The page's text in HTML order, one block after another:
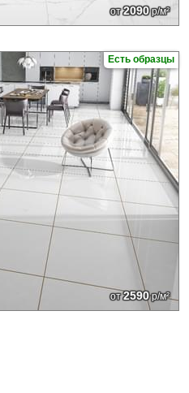
от2090р/м²
Есть образцы
от2590р/м²